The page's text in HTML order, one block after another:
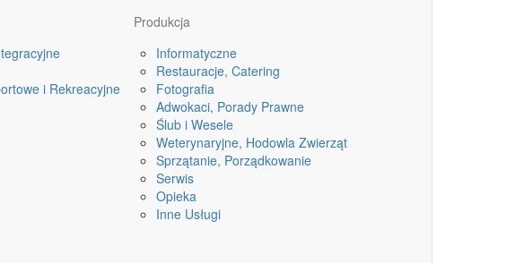
i Rekreacyjne
Produkcja
Informatyczne
Restauracje, Catering
Fotografia
Adwokaci, Porady Prawne
Ślub i Wesele
Weterynaryjne, Hodowla Zwierząt
Sprzątanie, Porządkowanie
Serwis
Opieka
Inne Usługi